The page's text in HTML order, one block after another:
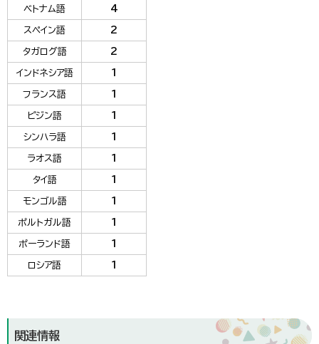
ベトナム語 4
スペイン語 2
タガログ語 2
インドネシア語 1
フランス語 1
ピジン語 1
シンハラ語 1
ラオス語 1
タイ語 1
モンゴル語 1
ポルトガル語 1
ポーランド語 1
ロシア語 1
関連情報